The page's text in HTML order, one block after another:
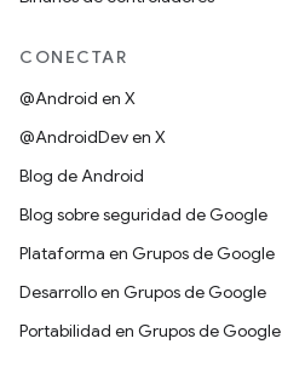
CONECTAR
@Android en X
@AndroidDev en X
Blog de Android
Blog sobre seguridad de Google
Plataforma en Grupos de Google
Desarrollo en Grupos de Google
Portabilidad en Grupos de Google